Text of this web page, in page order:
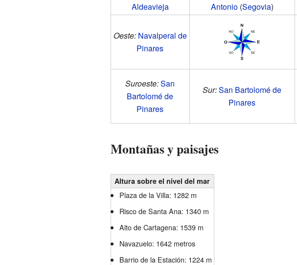
Aldeavieja
Antonio(Segovia)
Oeste: Navalperal de
Pinares
Suroeste:San
Bartolomé de
Pinares
Sur:San Bartolomé de
Pinares
Montañas y paisajes
Altura sobre el nivel del mar
Plaza de la Villa: 1282 m
Risco de Santa Ana: 1340 m
Alto de Cartagena: 1539 m
Navazuelo: 1642 metros
Barrio de la Estación: 1224 m